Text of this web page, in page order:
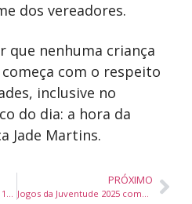
dos vereadores.
que nenhuma criança
com o respeito
inclusive no
do dia: a hora da
Jade Martins.
Balneário Camboriú recebe 11ª edição do Workshop Noivas na Estaleiro Guest House
PRÓXIMO
Jogos da Juventude 2025 começam em Brasília com 4,7 mil atletas e apoio do Governo do Brasil